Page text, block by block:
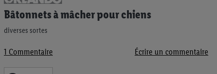
Bâtonnets à mâcher pour chiens
diverses sortes
1 Commentaire Écrire un commentaire
au
début
de
la
d’images